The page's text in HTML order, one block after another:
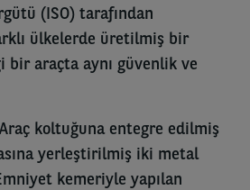
(ISO) tarafından
ülkelerde üretilmiş bir
bir araçta aynı güvenlik ve
koltuğuna entegre edilmiş
yerleştirilmiş iki metal
kemeriyle yapılan